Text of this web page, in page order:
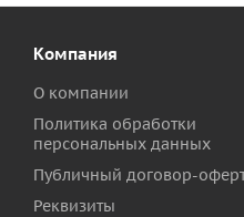
Компания
О компании
Политика обработки
персональных данных
Публичный договор-
Реквизиты